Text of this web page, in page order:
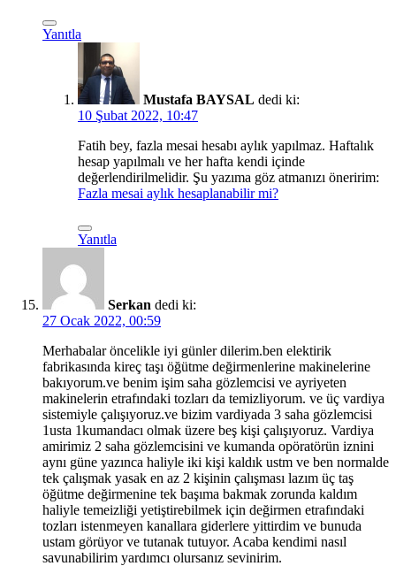
Yanıtla
Mustafa BAYSAL dedi ki:
10 Şubat 2022, 10:47
Fatih bey, fazla mesai hesabı aylık yapılmaz. Haftalık
hesap yapılmalı ve her hafta kendi içinde
değerlendirilmelidir. Şu yazıma göz atmanızı öneririm:
Fazla mesai aylık hesaplanabilir mi?
Yanıtla
Serkan dedi ki:
27 Ocak 2022, 00:59
Merhabalar öncelikle iyi günler dilerim.ben elektirik
fabrikasında kireç taşı öğütme değirmenlerine makinelerine
bakıyorum.ve benim işim saha gözlemcisi ve ayriyeten
makinelerin etrafındaki tozları da temizliyorum. ve üç vardiya
sistemiyle çalışıyoruz.ve bizim vardiyada 3 saha gözlemcisi
1usta 1kumandacı olmak üzere beş kişi çalışıyoruz. Vardiya
amirimiz 2 saha gözlemcisini ve kumanda opöratörün iznini
aynı güne yazınca haliyle iki kişi kaldık ustm ve ben normalde
tek çalışmak yasak en az 2 kişinin çalışması lazım üç taş
öğütme değirmenine tek başıma bakmak zorunda kaldım
haliyle temeizliği yetiştirebilmek için değirmen etrafındaki
tozları istenmeyen kanallara giderlere yittirdim ve bunuda
ustam görüyor ve tutanak tutuyor. Acaba kendimi nasıl
savunabilirim yardımcı olursanız sevinirim.